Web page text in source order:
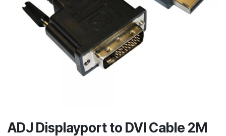
ADJ Displayport to DVI Cable 2M